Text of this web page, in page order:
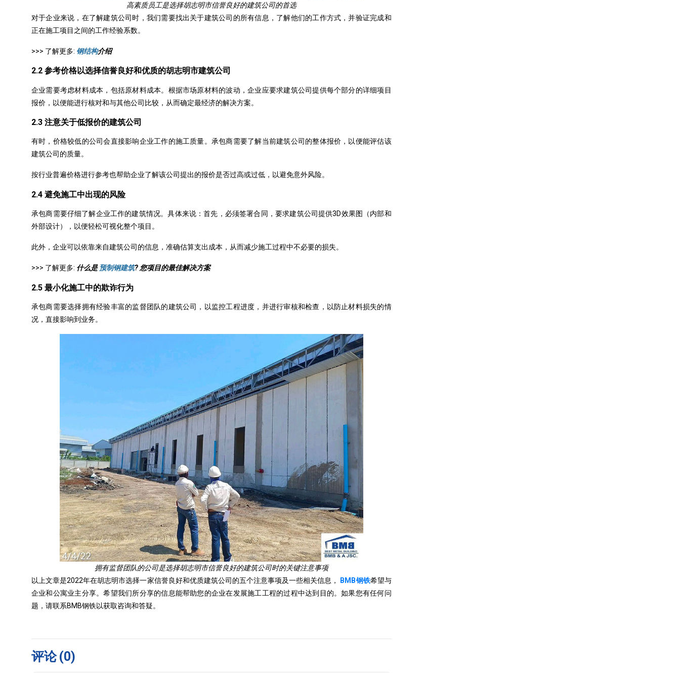
高素质员工是选择胡志明市信誉良好的建筑公司的首选
对于企业来说，在了解建筑公司时，我们需要找出关于建筑公司的所有信息，了解他们的工作方式，并验证完成和
正在施工项目之间的工作经验系数。
>>> 了解更多: 钢结构介绍
2.2 参考价格以选择信誉良好和优质的胡志明市建筑公司
企业需要考虑材料成本，包括原材料成本。根据市场原材料的波动，企业应要求建筑公司提供每个部分的详细项目
报价，以便能进行核对和与其他公司比较，从而确定最经济的解决方案。
2.3 注意关于低报价的建筑公司
有时，价格较低的公司会直接影响企业工作的施工质量。承包商需要了解当前建筑公司的整体报价，以便能评估该
建筑公司的质量。
按行业普遍价格进行参考也帮助企业了解该公司提出的报价是否过高或过低，以避免意外风险。
2.4 避免施工中出现的风险
承包商需要仔细了解企业工作的建筑情况。具体来说：首先，必须签署合同，要求建筑公司提供3D效果图（内部和
外部设计），以便轻松可视化整个项目。
此外，企业可以依靠来自建筑公司的信息，准确估算支出成本，从而减少施工过程中不必要的损失。
>>> 了解更多: 什么是预制钢建筑? 您项目的最佳解决方案
2.5 最小化施工中的欺诈行为
承包商需要选择拥有经验丰富的监督团队的建筑公司，以监控工程进度，并进行审核和检查，以防止材料损失的情
况，直接影响到业务。
拥有监督团队的公司是选择胡志明市信誉良好的建筑公司时的关键注意事项
以上文章是2022年在胡志明市选择一家信誉良好和优质建筑公司的五个注意事项及一些相关信息，
BMB钢铁希望与
企业和公寓业主分享。希望我们所分享的信息能帮助您的企业在发展施工工程的过程中达到目的。如果您有任何问
题，请联系BMB钢铁以获取咨询和答疑。
评论 (0)